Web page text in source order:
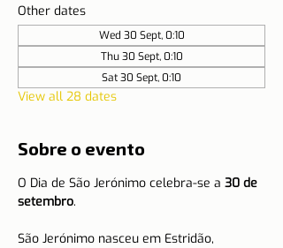
Other dates
Wed 30 Sept, 0:10
Thu 30 Sept, 0:10
Sat 30 Sept, 0:10
View all 28 dates
Sobre o evento
O Dia de São Jerónimo celebra-se a 30 de
setembro.
São Jerónimo nasceu em Estridão,